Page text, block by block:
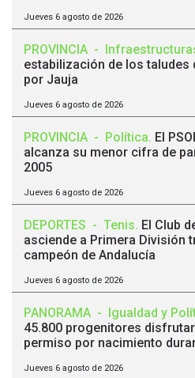
Jueves 6 agosto de 2026
PROVINCIA -
estabilización de los taludes
por Jauja
Jueves 6 agosto de 2026
PROVINCIA - Política. El
alcanza su menor cifra de
2005
Jueves 6 agosto de 2026
DEPORTES - Tenis. El Club
asciende a Primera División
campeón de Andalucía
Jueves 6 agosto de 2026
PANORAMA - Igualdad y
45.800 progenitores
permiso por nacimiento
Jueves 6 agosto de 2026